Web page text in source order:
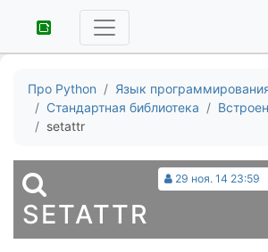
Про Python
Язык
Стандартная библиотека
setattr
29 ноя. 14 23:59
SETATTR